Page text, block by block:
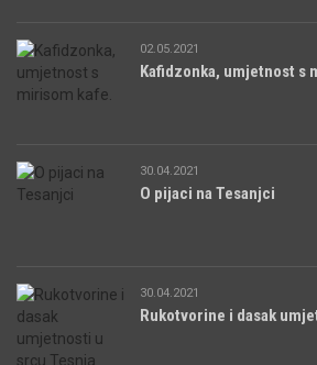
02.05.2021
Kafidzonka, umjetnost s
30.04.2021
O pijaci na Tesanjci
30.04.2021
Rukotvorine i dasak